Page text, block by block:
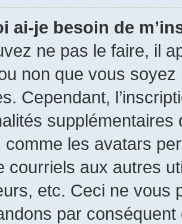
ai-je besoin de
ne pas le faire, il
non que vous
Cependant,
comme les avatars
courriels aux autres
etc. Ceci ne vous
par conséquent